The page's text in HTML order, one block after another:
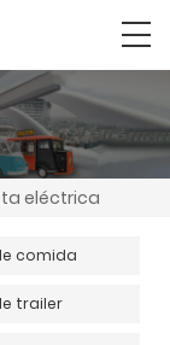
eléctrica
comida
trailer